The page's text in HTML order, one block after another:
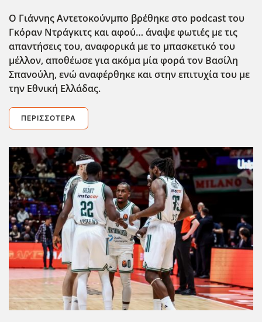
Ο Γιάννης Αντετοκούνμπο βρέθηκε στο podcastτου
Γκόραν Ντράγκιτς και αφού… άναψε φωτιές με τις
απαντήσεις του, αναφορικά με το μπασκετικό του
μέλλον, αποθέωσε για ακόμα μία φορά τον Βασίλη
Σπανούλη, ενώ αναφέρθηκε και στην επιτυχία του με
την Εθνική Ελλάδας.
ΠΕΡΙΣΣΌΤΕΡΑ